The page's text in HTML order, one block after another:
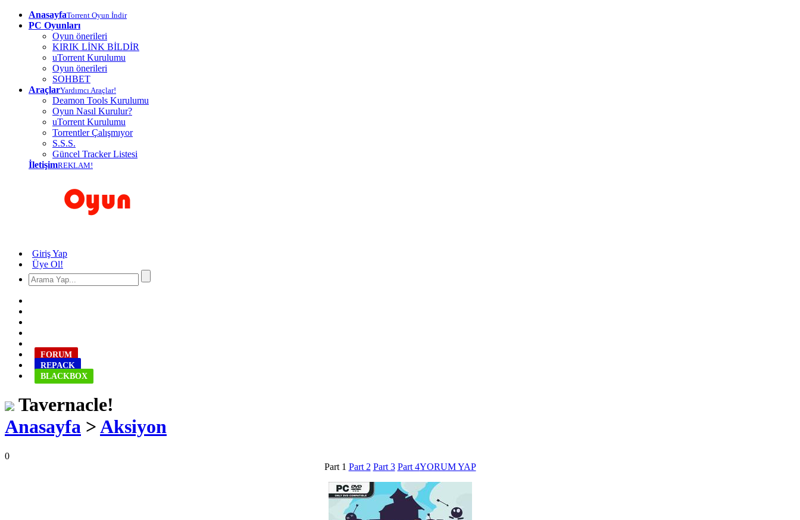
AnasayfaTorrent Oyun İndir
PC Oyunları
Oyun önerileri
KIRIK LİNK BİLDİR
uTorrent Kurulumu
Oyun önerileri
SOHBET
AraçlarYardımcı Araçlar!
Deamon Tools Kurulumu
Oyun Nasıl Kurulur?
uTorrent Kurulumu
Torrentler Çalışmıyor
S.S.S.
Güncel Tracker Listesi
İletişimREKLAM!
Giriş Yap
Üye Ol!
FORUM
REPACK
BLACKBOX
Tavernacle!
Anasayfa >Aksiyon
0
Part 1 Part 2 Part 3 Part 4YORUM YAP